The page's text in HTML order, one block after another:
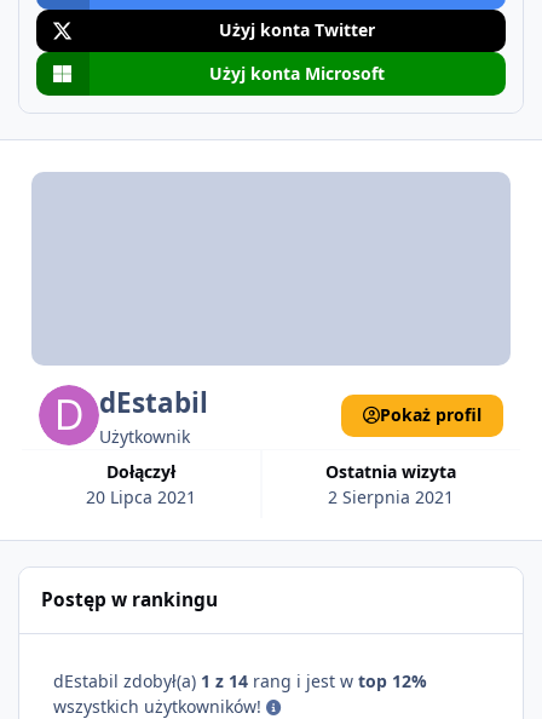
Użyj konta Twitter
Użyj konta Microsoft
dEstabil
Użytkownik
Dołączył
20 Lipca 2021
Ostatnia wizyta
2 Sierpnia 2021
Pokaż profil
Postęp w rankingu
dEstabil zdobył(a) 1 z 14 rang i jest w top 12%
wszystkich użytkowników!